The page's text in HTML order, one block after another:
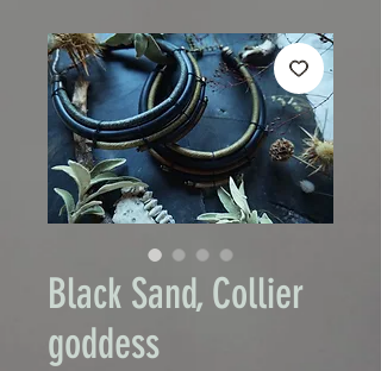
Black Sand, Collier
goddess